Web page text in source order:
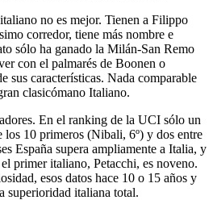
no es mejor. Tienen a Filippo
corredor, tiene más nombre e
sólo ha ganado la Milán-San Remo
con el palmarés de Boonen o
sus características. Nada comparable
clasicómano Italiano.
En el ranking de la UCI sólo un
10 primeros (Nibali, 6º) y dos entre
España supera ampliamente a Italia, y
primer italiano, Petacchi, es noveno.
esos datos hace 10 o 15 años y
superioridad italiana total.